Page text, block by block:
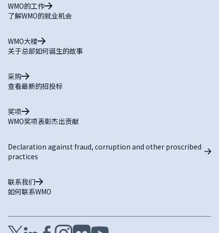
WMO的工作
了解WMO的就业机会
WMO大楼
关于总部如何诞生的故事
采购
查看最新的招投标
奖项
WMO奖项表彰杰出贡献
Declaration against fraud, corruption and other proscribed
practices
联系我们
如何联系WMO